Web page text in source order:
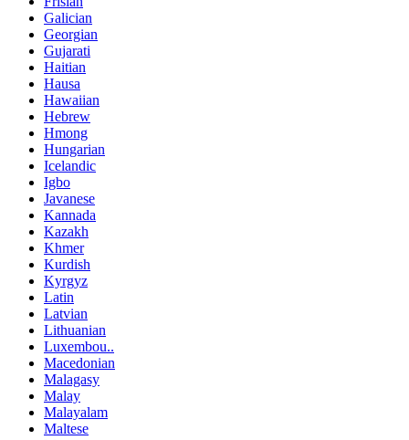
Galician
Georgian
Gujarati
Haitian
Hausa
Hawaiian
Hebrew
Hmong
Hungarian
Icelandic
Igbo
Javanese
Kannada
Kazakh
Khmer
Kurdish
Kyrgyz
Latin
Latvian
Lithuanian
Luxembou..
Macedonian
Malagasy
Malay
Malayalam
Maltese